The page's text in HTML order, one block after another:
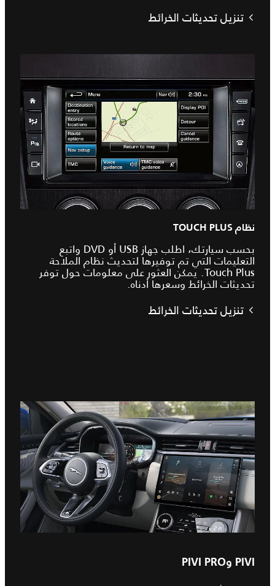
تنزيل تحديثات الخرائط
نظام TOUCH PLUS
بحسب سيارتك، اطلب جهاز USB أو DVD واتبع
التعليمات التي تم توفيرها لتحديث نظام الملاحة
Touch Plus. يمكن العثور على معلومات حول توفر
تحديثات الخرائط وسعرها أدناه.
تنزيل تحديثات الخرائط
PIVI وPIVI PRO